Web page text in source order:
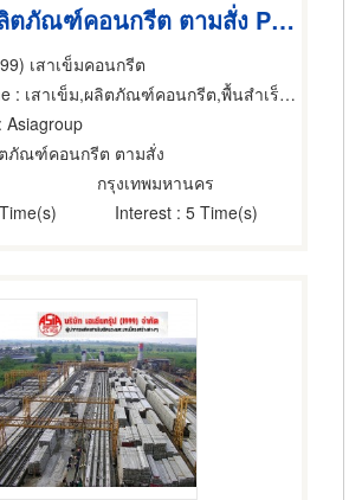
เสาเข็ม ผลิตภัณฑ์คอนกรีต ตามสั่ง PLANK GIRDER, BOX GIRD
เสาเข็มคอนกรีต
: เสาเข็ม,ผลิตภัณฑ์คอนกรีต,พื้นสำเร็จรูป (คอนกรีตเสริมเหล็กและอัดแรง)
: Asiagroup
ภัณฑ์คอนกรีต ตามสั่ง
กรุงเทพมหานคร
Interest : 5 Time(s)